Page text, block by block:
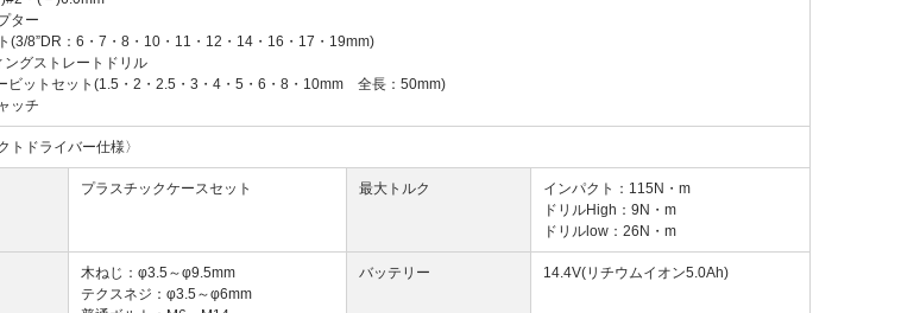
ター
(3/8”DR：6・7・8・10・11・12・14・16・17・19mm)
ングストレートドリル
ビットセット(1.5・2・2.5・3・4・5・6・8・10mm 全長：50mm)
ッチ
トドライバー仕様〉
プラスチックケースセット 最大トルク
インパクト：115N・m
ドリルHigh：9N・m
ドリルlow：26N・m
木ねじ：φ3.5～φ9.5mm
テクスネジ：φ3.5～φ6mm
バッテリー 14.4V(リチウムイオン5.0Ah)